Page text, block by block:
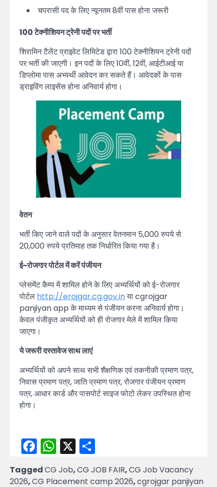
चपरासी पद के लिए न्यूनतम 8वीं पास होना जरूरी
100 टेक्नीशियन ट्रेनी पदों पर भर्ती
शिरामिन टैलेंट प्राइवेट लिमिटेड द्वारा 100 टेक्नीशियन ट्रेनी पदों
पर भर्ती की जाएगी। इन पदों के लिए 10वीं, 12वीं, आईटीआई या
डिप्लोमा पास अभ्यर्थी आवेदन कर सकते हैं। आवेदकों के पास
ड्राइविंग लाइसेंस होना अनिवार्य होगा।
वेतन
भर्ती किए जाने वाले पदों के अनुसार वेतनमान 5,000 रुपये से
20,000 रुपये प्रतिमाह तक निर्धारित किया गया है।
ई-रोजगार पोर्टल में करें पंजीयन
प्लेसमेंट कैम्प में शामिल होने के लिए अभ्यर्थियों को ई-रोजगार
पोर्टल⁠ http://erojgar.cg.gov.inया cgrojgar
panjiyan app के माध्यम से पंजीयन करना अनिवार्य होगा।
केवल पंजीकृत अभ्यर्थियों को ही रोजगार मेले में शामिल किया
जाएगा।
ये जरूरी दस्तावेज साथ लाएं
अभ्यर्थियों को अपने साथ सभी शैक्षणिक एवं तकनीकी प्रमाण पत्र,
निवास प्रमाण पत्र, जाति प्रमाण पत्र, रोजगार पंजीयन प्रमाण
पत्र, आधार कार्ड और पासपोर्ट साइज फोटो लेकर उपस्थित होना
होगा।
Facebook
WhatsApp
X
TaggedCG Job,CG JOB FAIR,CG Job Vacancy
2026,CG Placement camp 2026,cgrojgar panjiyan